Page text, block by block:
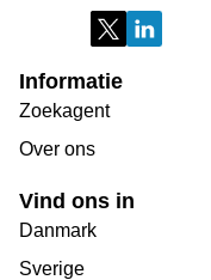
Informatie
Zoekagent
Over ons
Vind ons in
Danmark
Sverige